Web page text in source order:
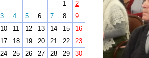
1
2
3
4 5 6 7 8
9
10
11 12 13 14 15
16
17
18 19 20 21 22
23
24
25 26 27 28 29
30